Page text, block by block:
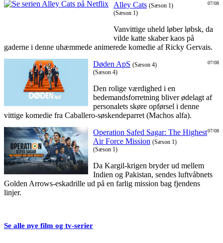
07/08
Alley Cats (Sæson 1)
(Sæson 1)
Vanvittige uheld løber løbsk, da
vilde katte skaber kaos på
gaderne i denne uhæmmede animerede komedie af Ricky Gervais.
07/08
Døden ApS (Sæson 4)
(Sæson 4)
Den rolige værdighed i en
bedemandsforretning bliver ødelagt af
personalets skøre opførsel i denne
vittige komedie fra Caballero-søskendeparret (Machos alfa).
07/08
Operation Safed Sagar: The Highest
Air Force Mission (Sæson 1)
(Sæson 1)
Da Kargil-krigen bryder ud mellem
Indien og Pakistan, sendes luftvåbnets
Golden Arrows-eskadrille ud på en farlig mission bag fjendens
linjer.
Se alle nye film og tv-serier